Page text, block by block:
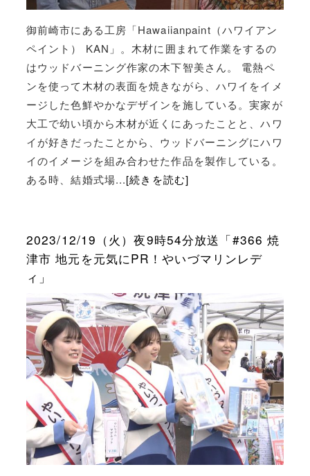
御前崎市にある工房「Hawaiianpaint（ハワイアン
ペイント） KAN」。木材に囲まれて作業をするの
はウッドバーニング作家の木下智美さん。 電熱ペ
ンを使って木材の表面を焼きながら、ハワイをイメ
ージした色鮮やかなデザインを施している。実家が
大工で幼い頃から木材が近くにあったことと、ハワ
イが好きだったことから、ウッドバーニングにハワ
イのイメージを組み合わせた作品を製作している。
ある時、結婚式場...[続きを読む]
2023/12/19（火）夜9時54分放送「#366 焼
津市 地元を元気にPR！やいづマリンレデ
ィ」